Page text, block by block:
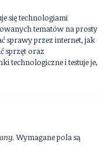
się technologiami
tematów na prosty
sprawy przez internet, jak
sprzęt oraz
technologiczne i testuje je,
Wymagane pola są